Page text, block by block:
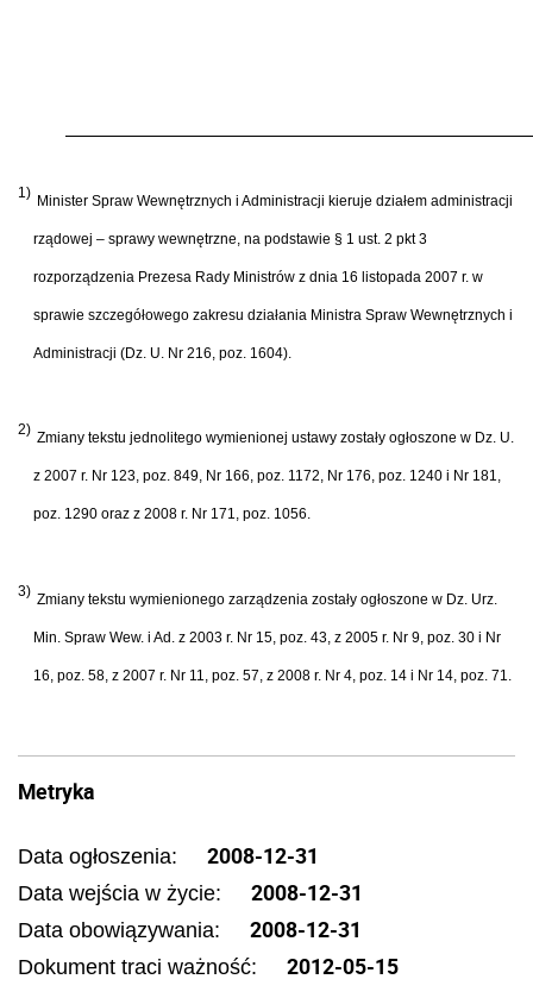
1) Minister Spraw Wewnętrznych i Administracji kieruje działem administracji
rządowej – sprawy wewnętrzne, na podstawie § 1 ust. 2 pkt 3
rozporządzenia Prezesa Rady Ministrów z dnia 16 listopada 2007 r. w
sprawie szczegółowego zakresu działania Ministra Spraw Wewnętrznych i
Administracji (Dz. U. Nr 216, poz. 1604).
2) Zmiany tekstu jednolitego wymienionej ustawy zostały ogłoszone w Dz. U.
z 2007 r. Nr 123, poz. 849, Nr 166, poz. 1172, Nr 176, poz. 1240 i Nr 181,
poz. 1290 oraz z 2008 r. Nr 171, poz. 1056.
3) Zmiany tekstu wymienionego zarządzenia zostały ogłoszone w Dz. Urz.
Min. Spraw Wew. i Ad. z 2003 r. Nr 15, poz. 43, z 2005 r. Nr 9, poz. 30 i Nr
16, poz. 58, z 2007 r. Nr 11, poz. 57, z 2008 r. Nr 4, poz. 14 i Nr 14, poz. 71.
Metryka
Data ogłoszenia: 2008-12-31
Data wejścia w życie: 2008-12-31
Data obowiązywania: 2008-12-31
Dokument traci ważność: 2012-05-15